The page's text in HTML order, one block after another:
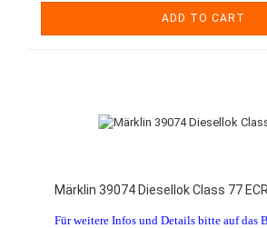
ADD TO CART
Märklin 39074 Diesellok Class 77 ECR
Für weitere Infos und Details bitte auf das